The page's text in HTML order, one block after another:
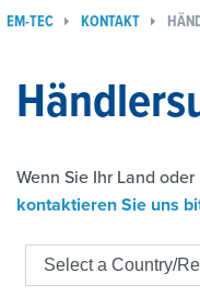
EM-TEC KONTAKT
Wenn Sie Ihr Land
kontaktieren Sie uns